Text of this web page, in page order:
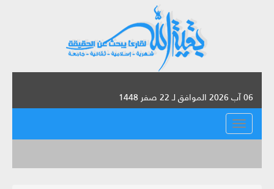
06 آب 2026 الموافق لـ 22 صفر 1448
القائمة